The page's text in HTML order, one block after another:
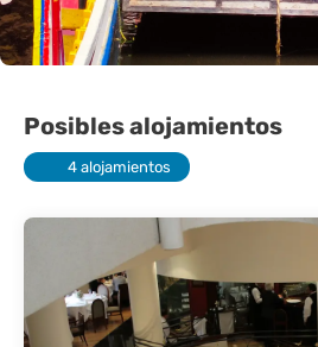
Posibles alojamientos
4 alojamientos